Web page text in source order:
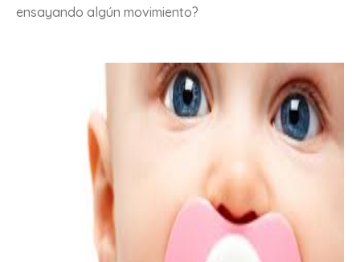
ensayando algún movimiento?